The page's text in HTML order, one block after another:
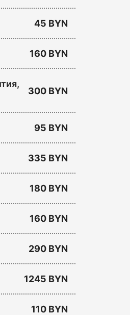
45 BYN
160 BYN
300 BYN
95 BYN
335 BYN
180 BYN
160 BYN
290 BYN
1245 BYN
110 BYN